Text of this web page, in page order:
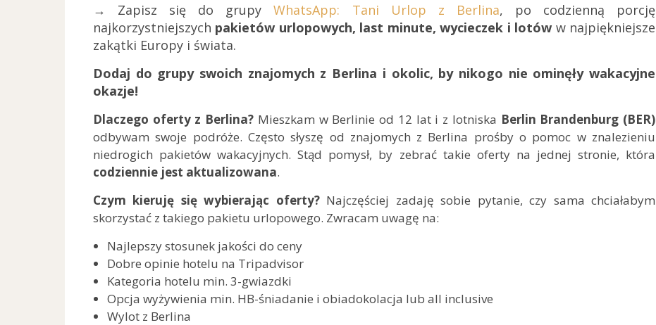
→ Zapisz się do grupyWhatsApp: Tani Urlop z Berlina, po codzienną porcję
najkorzystniejszych pakietów urlopowych, last minute, wycieczek i lotów w najpiękniejsze
zakątki Europy i świata.
Dodaj do grupy swoich znajomych z Berlina i okolic, by nikogo nie ominęły wakacyjne
okazje!
Dlaczego oferty z Berlina? Mieszkam w Berlinie od 12 lat i z lotniska Berlin Brandenburg (BER)
odbywam swoje podróże. Często słyszę od znajomych z Berlina prośby o pomoc w znalezieniu
niedrogich pakietów wakacyjnych. Stąd pomysł, by zebrać takie oferty na jednej stronie, która
codziennie jest aktualizowana.
Czym kieruję się wybierając oferty?Najczęściej zadaję sobie pytanie, czy sama chciałabym
skorzystać z takiego pakietu urlopowego. Zwracam uwagę na:
Najlepszy stosunek jakości do ceny
Dobre opinie hotelu na Tripadvisor
Kategoria hotelu min. 3-gwiazdki
Opcja wyżywienia min. HB-śniadanie i obiadokolacja lub all inclusive
Wylot z Berlina